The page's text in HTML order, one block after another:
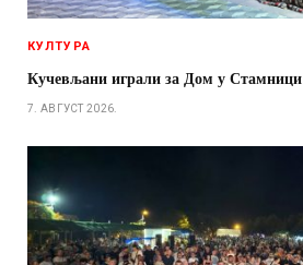
КУЛТУРА
Кучевљани играли за Дом у Стамници
7. АВГУСТ 2026.